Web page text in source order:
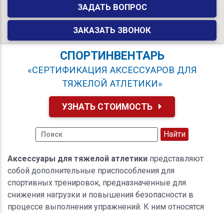
ЗАДАТЬ ВОПРОС
ЗАКАЗАТЬ ЗВОНОК
СПОРТИНВЕНТАРЬ
«СЕРТИФИКАЦИЯ АКСЕССУАРОВ ДЛЯ
ТЯЖЕЛОЙ АТЛЕТИКИ»
УЗНАТЬ СТОИМОСТЬ
Аксессуары для тяжелой атлетики представляют
собой дополнительные приспособления для
спортивных тренировок, предназначенные для
снижения нагрузки и повышения безопасности в
процессе выполнения упражнений. К ним относятся